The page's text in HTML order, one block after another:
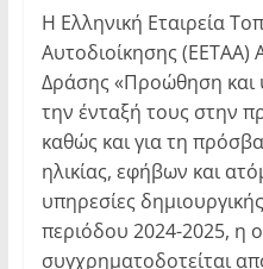
Η Ελληνική Εταιρεία
Αυτοδιοίκησης (EETAA)
Δράσης «Προώθηση και
την ένταξή τους στην
καθώς και για τη
ηλικίας, εφήβων και
υπηρεσίες
περιόδου 2024-2025, η
συγχρηματοδοτείται